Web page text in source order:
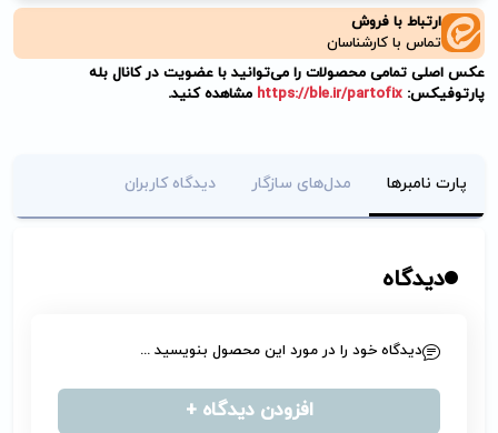
ارتباط با فروش
تماس با کارشناسان
عکس اصلی تمامی محصولات را می‌توانید با عضویت در کانال بله
پارتوفیکس: https://ble.ir/partofix مشاهده کنید.
پارت نامبرها مدل‌های سازگار دیدگاه کاربران
دیدگاه
دیدگاه خود را در مورد این محصول بنویسید ...
افزودن دیدگاه +